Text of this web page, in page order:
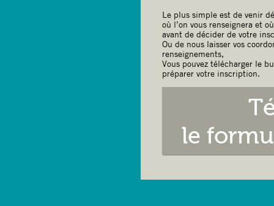
Le plus simple est de venir
où l’on vous renseignera et
avant de décider de votre
Ou de nous laisser vos
renseignements,
Vous pouvez télécharger le
préparer votre inscription.
le